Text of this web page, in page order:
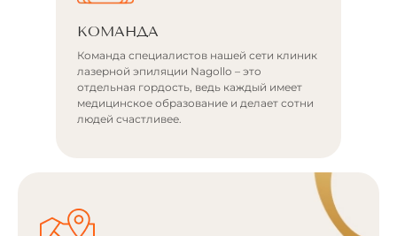
КОМАНДА
Команда специалистов нашей сети клиник
лазерной эпиляции Nagollo – это
отдельная гордость, ведь каждый имеет
медицинское образование и делает сотни
людей счастливее.